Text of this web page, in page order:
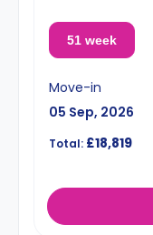
51 week
Move-in
05 Sep, 2026
Total: £18,819